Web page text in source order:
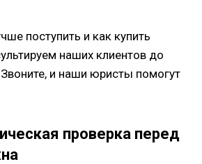
поступить и как купить
наших клиентов до
и наши юристы помогут
проверка перед